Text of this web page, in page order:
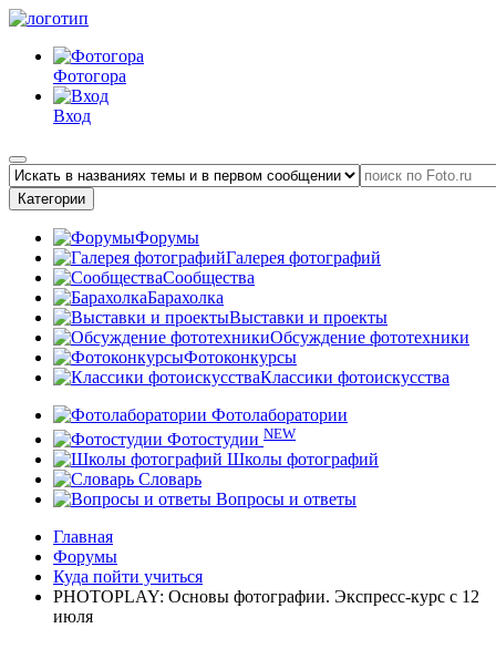
Фотогора
Вход
Категории
Форумы
Галерея фотографий
Сообщества
Барахолка
Выставки и проекты
Обсуждение фототехники
Фотоконкурсы
Классики фотоискусства
Фотолаборатории
Фотостудии NEW
Школы фотографий
Словарь
Вопросы и ответы
Главная
Форумы
Куда пойти учиться
PHOTOPLAY: Основы фотографии. Экспресс-курс с 12
июля